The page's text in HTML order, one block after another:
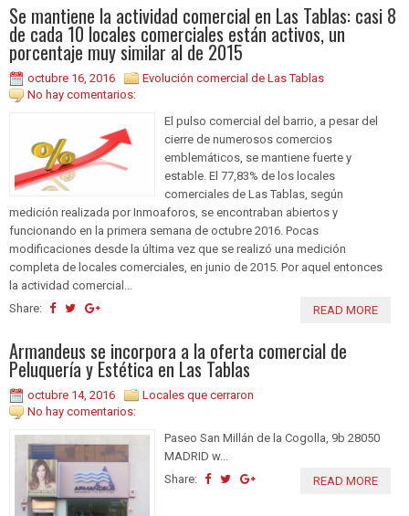
Se mantiene la actividad comercial en Las Tablas: casi 8
de cada 10 locales comerciales están activos, un
porcentaje muy similar al de 2015
octubre 16, 2016
Evolución comercial de Las Tablas
No hay comentarios:
El pulso comercial del barrio, a pesar del
cierre de numerosos comercios
emblemáticos, se mantiene fuerte y
estable. El 77,83% de los locales
comerciales de Las Tablas, según
medición realizada por Inmoaforos, se encontraban abiertos y
funcionando en la primera semana de octubre 2016. Pocas
modificaciones desde la última vez que se realizó una medición
completa de locales comerciales, en junio de 2015. Por aquel entonces
la actividad comercial...
Share:
READ MORE
Armandeus se incorpora a la oferta comercial de
Peluquería y Estética en Las Tablas
octubre 14, 2016
Locales que cerraron
No hay comentarios:
Paseo San Millán de la Cogolla, 9b 28050
MADRID w...
Share:
READ MORE